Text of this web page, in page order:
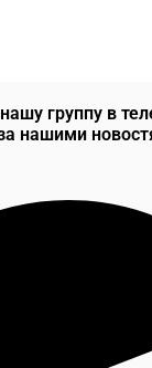
группу в
нашими